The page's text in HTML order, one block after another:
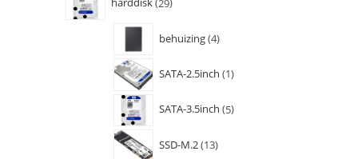
behuizing 4
SATA-2.5inch 1
SATA-3.5inch 5
SSD-M.2 13